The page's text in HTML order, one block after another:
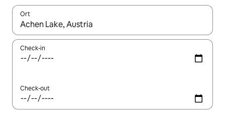
Ort
Wenn Ergebnisse verfügbar sind, navigiere mit den
Check-in
Check-out